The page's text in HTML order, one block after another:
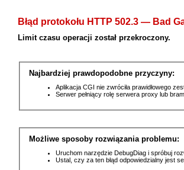
Błąd protokołu HTTP 502.3 — Bad
Limit czasu operacji został przekroczony.
Najbardziej prawdopodobne przyczyny:
Aplikacja CGI nie zwróciła prawidłowego
Serwer pełniący rolę serwera proxy lub
Możliwe sposoby rozwiązania problemu:
Uruchom narzędzie DebugDiag i spróbuj
Ustal, czy za ten błąd odpowiedzialny jest